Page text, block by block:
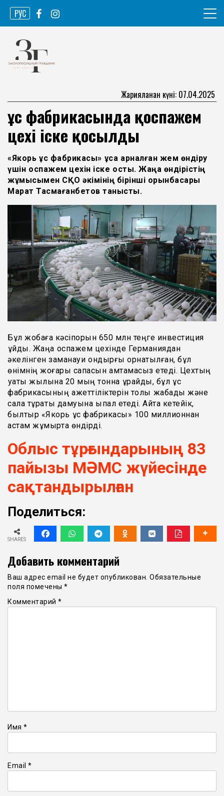
Skip
content
РУС
Законопослушный гражданин
Жарияланған күні: 07.04.2025
Құс фабрикасында қоспажем
цехі іске қосылды
«Якорь құс фабрикасы» құсқа арналған жем өндіру
үшін қоспажем цехін іске қосты. Жаңа өндірістің
жұмысымен СҚО әкімінің бірінші орынбасары
Марат Тасмағанбетов танысты.
Бұл жобаға кәсіпорын 650 млн теңге инвестиция
құйды. Жаңа қоспажем цехінде Германиядан
әкелінген заманауи қондырғы орнатылған, бұл
өнімнің жоғары сапасын қамтамасыз етеді. Цехтың
қуаты жылына 20 мың тонна құрайды, бұл құс
фабрикасының қажеттіліктерін толық жабады және
сала тұрақты дамуына ықпал етеді. Айта кетейік,
былтыр «Якорь құс фабрикасы» 100 миллионнан
астам жұмыртқа өндірді.
Облыс тұрғындарының 83
пайызы МӘМС жүйесінде
сақтандырылған
Поделиться:
SHARES
Добавить комментарий
Ваш адрес email не будет опубликован. Обязательные
поля помечены *
Комментарий *
Имя *
Email *